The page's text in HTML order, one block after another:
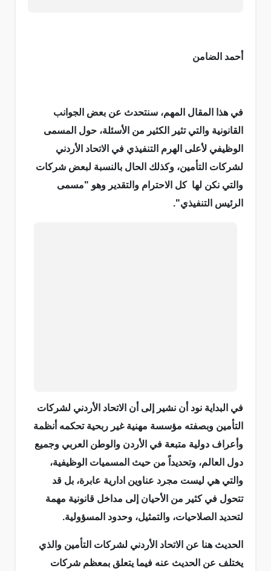
أحمد الضامن
في هذا المقال المهم، سنتحدث عن بعض الجوانب
القانونية والتي تثير الكثير من الأسئلة، حول المسمى
الوظيفي لأعلى الهرم التنفيذي في الاتحاد الأردني
لشركات التأمين، وكذلك الحال بالنسبة لبعض شركات
والتي نكن لها كل الاحترام والتقدير وهو "مسمى
الرئيس التنفيذي".
في البداية نود أن نشير إلى أن الاتحاد الأردني لشركات
التأمين وبصفته مؤسسة مهنية غير ربحية تحكمه أنظمة
وأعراف دولية متبعة في الأردن والوطن العربي وجميع
دول العالم، وتحديداً من حيث المسميات الوظيفية،
والتي هي ليست مجرد عناوين ادارية عابرة، بل قد
تتحول في كثير من الأحيان إلى مداخل قانونية مهمة
لتحديد الصلاحيات، والتمثيل، وحدود المسؤولية.
الحديث هنا عن الاتحاد الأردني لشركات التأمين والذي
يختلف عن الحديث عنه فيما يتعلق بمعظم شركات